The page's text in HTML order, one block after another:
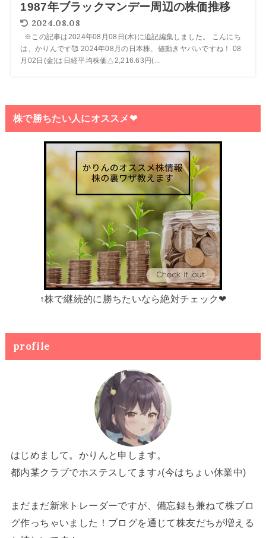
1987年ブラックマンデー周辺の株価推移
2024.08.08
※この記事は2024年08月08日(木)に追記編集しました。 こんにち
は、かりんです🥰 2024年08月の日本株、値動きヤバいですね！ 08
月02日(金)は日経平均株価△2,216.63円(...
株で勝ちたい人にオススメ❤
↑株で継続的に勝ちたいなら絶対チェック❤
profile
はじめまして。かりんと申します。
都内某クラブでホステスしてます♪(今はちょい休業中)
まだまだ新米トレーダーですが、備忘録も兼ねて株ブロ
グ作っちゃいました！ブログを通じて株友だちが増える